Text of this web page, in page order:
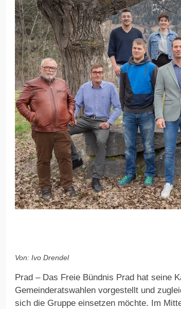
Von: Ivo Drendel
Prad – Das Freie Bündnis Prad hat seine
Gemeinderatswahlen vorgestellt und
sich die Gruppe einsetzen möchte. Im